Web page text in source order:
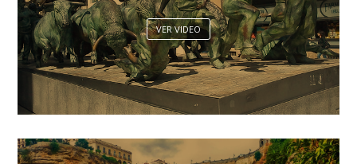
VER VIDEO